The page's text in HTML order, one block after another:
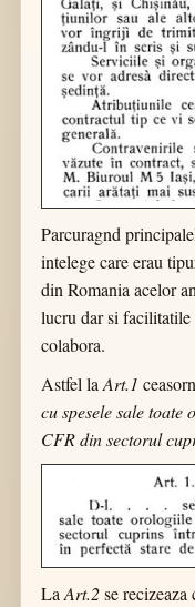
Parcuragnd
intelege care erau
din Romania acelor
lucru dar si facilitatile
colabora.
Astfel la Art.1
cu spesele sale
CFR din sectorul
LaArt.2se recizeaza